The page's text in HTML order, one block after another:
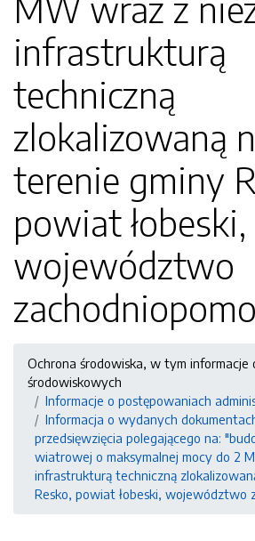
MW wraz z
infrastrukturą
techniczną
zlokalizowaną
terenie gminy
powiat łobeski,
województwo
Ochrona środowiska, w tym informacje
środowiskowych
Informacje o postępowaniach
Informacja o wydanych
przedsięwzięcia polegającego na:
wiatrowej o maksymalnej mocy do 2
infrastrukturą techniczną
Resko, powiat łobeski, województwo